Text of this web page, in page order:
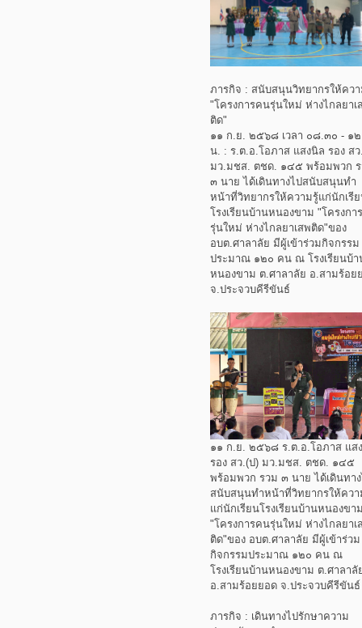
ภารกิจ : สนับสนุนวิทยากรให้คว
"โครงการคนรุ่นใหม่ ห่างไกลยาเ
ติด"
๑๑ ก.ย. ๒๕๖๘ เวลา ๐๘.๓๐ - ๑
น. : ร.ต.อ.โอภาส แสงนิล รอง สว
มว.มชส. ตชด. ๑๔๕ พร้อมพวก
๓ นาย ได้เดินทางไปสนับสนุนทำ
หน้าที่วิทยากรให้ความรู้แก่นักเรี
โรงเรียนบ้านหนองขาม "โครงกา
รุ่นใหม่ ห่างไกลยาเสพติด"ของ
อบต.ศาลาลัย มีผู้เข้าร่วมกิจกรรม
ประมาณ ๑๒๐ คน ณ โรงเรียนบ้า
หนองขาม ต.ศาลาลัย อ.สามร้อย
จ.ประจวบคีรีขันธ์
๑๑ ก.ย. ๒๕๖๘ ร.ต.อ.โอภาส แส
รอง สว.(ป) มว.มชส. ตชด. ๑๔๕
พร้อมพวก รวม ๓ นาย ได้เดินทา
สนับสนุนทำหน้าที่วิทยากรให้ควา
แก่นักเรียนโรงเรียนบ้านหนองขา
"โครงการคนรุ่นใหม่ ห่างไกลยาเ
ติด"ของ อบต.ศาลาลัย มีผู้เข้าร่วม
กิจกรรมประมาณ ๑๒๐ คน ณ
โรงเรียนบ้านหนองขาม ต.ศาลาลั
อ.สามร้อยยอด จ.ประจวบคีรีขันธ์
ภารกิจ : เดินทางไปรักษาความ